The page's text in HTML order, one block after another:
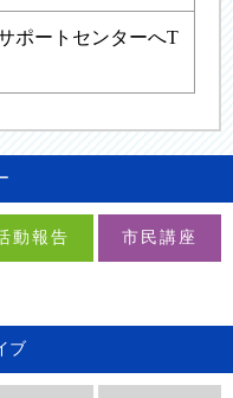
ポートセンターへT
動報告 市民講座
ブ